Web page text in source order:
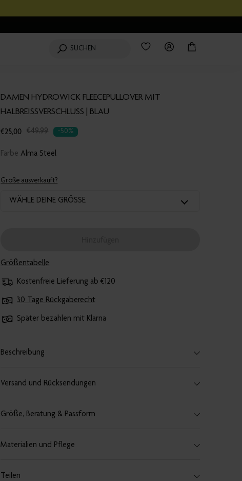
SUCHEN WishlistLogin
DAMEN HYDROWICK FLEECEPULLOVER MIT
HALBREISSVERSCHLUSS | BLAU
€25,00
Translation
de.products.product.regular_price
€49,99 -50%
FarbeAlma Steel
Größe ausverkauft?
WÄHLE DEINE GRÖSSE
Größentabelle
Kostenfreie Lieferung ab €120
30 Tage Rückgaberecht
Später bezahlen mit Klarna
Beschreibung
Versand und Rücksendungen
Größe, Beratung & Passform
Materialien und Pflege
Teilen